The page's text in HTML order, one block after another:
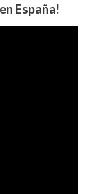
España!